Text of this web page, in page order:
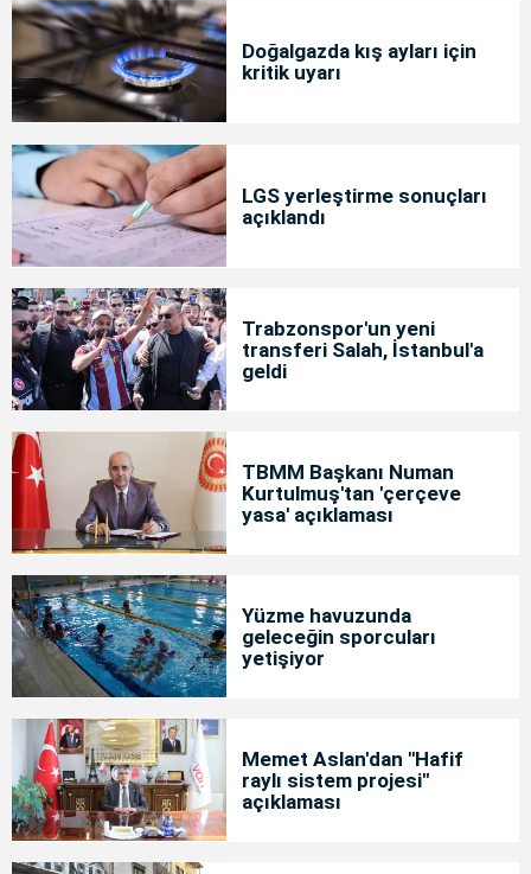
Doğalgazda kış ayları için
kritik uyarı
LGS yerleştirme sonuçları
açıklandı
Trabzonspor'un yeni
transferi Salah, İstanbul'a
geldi
TBMM Başkanı Numan
Kurtulmuş'tan 'çerçeve
yasa' açıklaması
Yüzme havuzunda
geleceğin sporcuları
yetişiyor
Memet Aslan'dan "Hafif
raylı sistem projesi"
açıklaması